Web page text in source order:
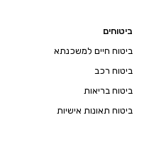
ביטוחים
ביטוח חיים למשכנתא
ביטוח רכב
ביטוח בריאות
ביטוח תאונות אישיות